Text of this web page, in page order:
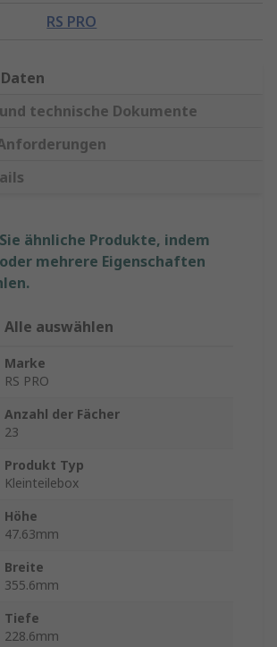
RS PRO
technische Dokumente
ähnliche Produkte, indem
mehrere Eigenschaften
Alle auswählen
Marke
RS PRO
Anzahl der Fächer
23
Produkt Typ
Kleinteilebox
Höhe
47.63mm
Breite
355.6mm
Tiefe
228.6mm